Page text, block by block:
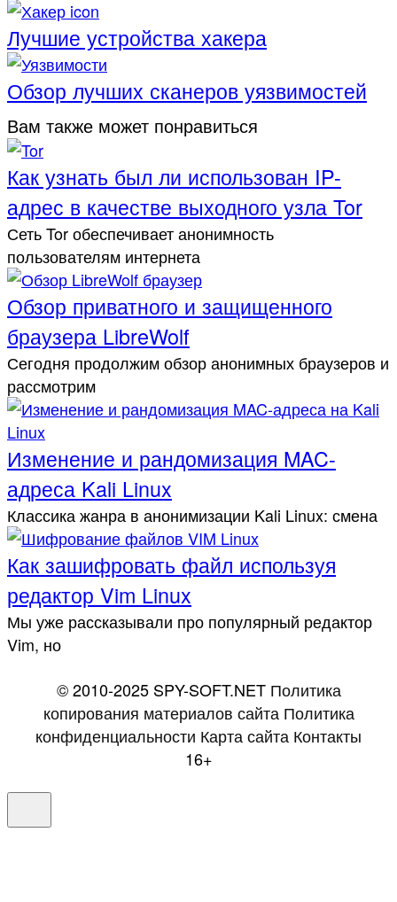
Лучшие устройства хакера
Обзор лучших сканеров уязвимостей
Вам также может понравиться
Как узнать был ли использован IP-
адрес в качестве выходного узла Tor
Сеть Tor обеспечивает анонимность
пользователям интернета
Обзор приватного и защищенного
браузера LibreWolf
Сегодня продолжим обзор анонимных браузеров и
рассмотрим
Изменение и рандомизация MAC-
адреса Kali Linux
Клас­сика жан­ра в анонимизации Kali Linux: сме­на
Как зашифровать файл используя
редактор Vim Linux
Мы уже рассказывали про популярный редактор
Vim, но
© 2010-2025 SPY-SOFT.NET Политика
копирования материалов сайта Политика
конфиденциальности Карта сайта Контакты
16+